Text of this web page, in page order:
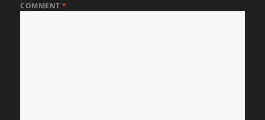
COMMENT*